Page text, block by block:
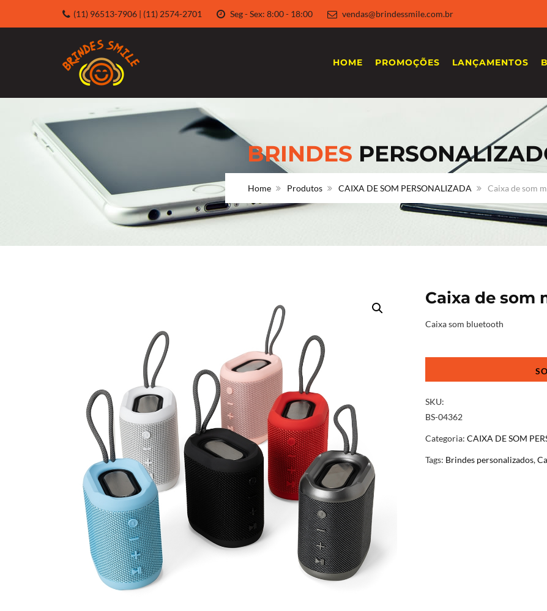
(11) 96513-7906 | (11) 2574-2701 Seg - Sex: 8:00 - 18:00 vendas@brindessmile.com.br
HOME PROMOÇÕES LANÇAMENTOS
BRINDES
Home Produtos CAIXA DE SOM PERSONALIZADA Caixa de som
Caixa de som
Caixa som bluetooth
quantidade
SKU:
BS-04362
Categoria: CAIXA DE SOM
Tags: Brindes personalizados,